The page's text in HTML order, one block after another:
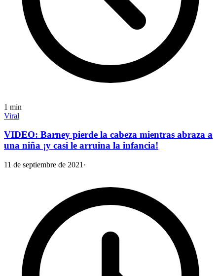
1 min
Viral
VIDEO: Barney pierde la cabeza mientras abraza a
una niña ¡y casi le arruina la infancia!
11 de septiembre de 2021 ·